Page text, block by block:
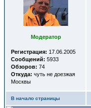
Модератор
Регистрация: 17.06.2005
Сообщений: 5933
Обзоров: 74
Откуда: чуть не доезжая
Москвы
В начало страницы